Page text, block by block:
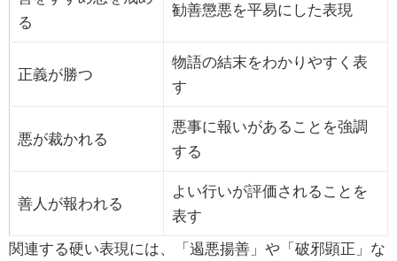
る
勧善懲悪を平易にした表現
正義が勝つ
物語の結末をわかりやすく表
す
悪が裁かれる
悪事に報いがあることを強調
する
善人が報われる
よい行いが評価されることを
表す
関連する硬い表現には、「遏悪揚善」や「破邪顕正」な